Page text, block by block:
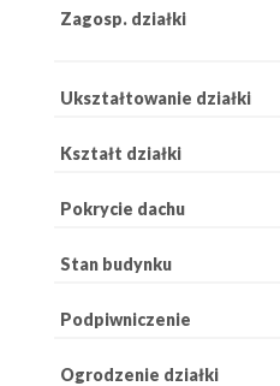
Zagosp. działki
Ukształtowanie działki
Kształt działki
Pokrycie dachu
Stan budynku
Podpiwniczenie
Ogrodzenie działki